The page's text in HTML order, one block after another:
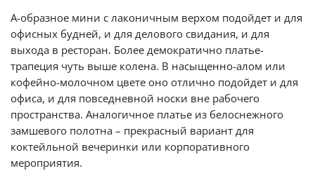
А-образное мини с лаконичным верхом подойдет и для
офисных будней, и для делового свидания, и для
выхода в ресторан. Более демократично платье-
трапеция чуть выше колена. В насыщенно-алом или
кофейно-молочном цвете оно отлично подойдет и для
офиса, и для повседневной носки вне рабочего
пространства. Аналогичное платье из белоснежного
замшевого полотна – прекрасный вариант для
коктейльной вечеринки или корпоративного
мероприятия.